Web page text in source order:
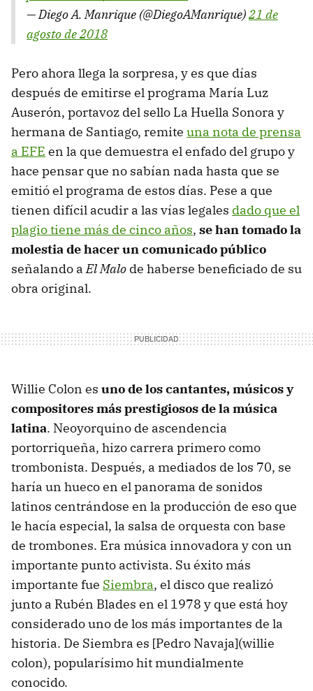
— Diego A. Manrique (@DiegoAManrique)21 de
agosto de 2018
Pero ahora llega la sorpresa, y es que días
después de emitirse el programa María Luz
Auserón, portavoz del sello La Huella Sonora y
hermana de Santiago, remite una nota de prensa
a EFE en la que demuestra el enfado del grupo y
hace pensar que no sabían nada hasta que se
emitió el programa de estos días. Pese a que
tienen difícil acudir a las vías legales dado que el
plagio tiene más de cinco años, se han tomado la
molestia de hacer un comunicado público
señalando aEl Malo de haberse beneficiado de su
obra original.
Willie Colon es uno de los cantantes, músicos y
compositores más prestigiosos de la música
latina. Neoyorquino de ascendencia
portorriqueña, hizo carrera primero como
trombonista. Después, a mediados de los 70, se
haría un hueco en el panorama de sonidos
latinos centrándose en la producción de eso que
le hacía especial, la salsa de orquesta con base
de trombones. Era música innovadora y con un
importante punto activista. Su éxito más
importante fue Siembra, el disco que realizó
junto a Rubén Blades en el 1978 y que está hoy
considerado uno de los más importantes de la
historia. De Siembra es [Pedro Navaja](willie
colon), popularísimo hit mundialmente
conocido.